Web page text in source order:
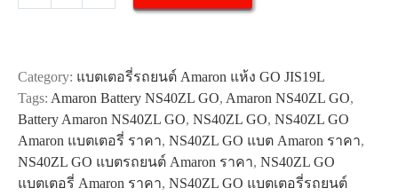
GO
quantity
Category: แบตเตอรี่รถยนต์ Amaron แห้ง GO JIS19L
Tags: Amaron Battery NS40ZL GO, Amaron NS40ZL GO,
Battery Amaron NS40ZL GO, NS40ZL GO, NS40ZL GO
Amaron แบตเตอรี่ ราคา, NS40ZL GO แบต Amaron ราคา,
NS40ZL GO แบตรถยนต์ Amaron ราคา, NS40ZL GO
แบตเตอรี่ Amaron ราคา, NS40ZL GO แบตเตอรี่รถยนต์